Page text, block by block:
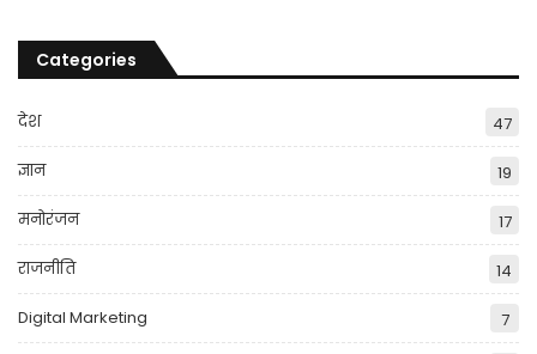
Categories
देश 47
ज्ञान 19
मनोरंजन 17
राजनीति 14
Digital Marketing 7